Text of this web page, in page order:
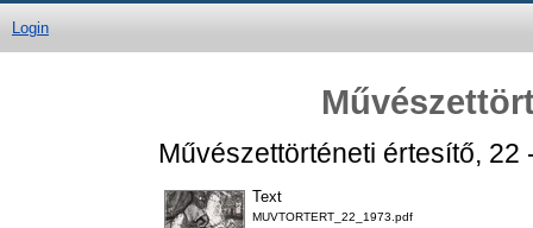
Login
Művészettörténeti értesítő, 22
Text
MUVTORTERT_22_1973.pdf